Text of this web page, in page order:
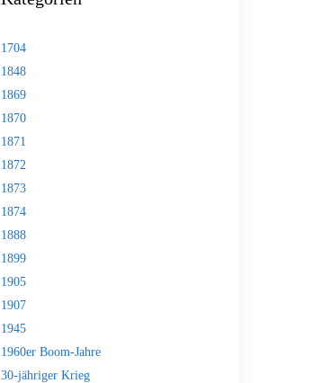
1704
1848
1869
1870
1871
1872
1873
1874
1888
1899
1905
1907
1945
1960er Boom-Jahre
30-jähriger Krieg